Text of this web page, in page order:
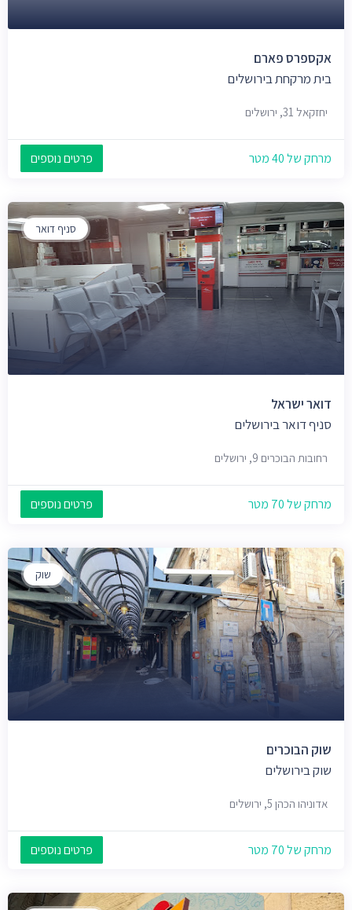
אקספרס פארם
בית מרקחת בירושלים
יחזקאל 31, ירושלים
מרחק של 40 מטר פרטים נוספים
סניף דואר
דואר ישראל
סניף דואר בירושלים
רחובות הבוכרים 9, ירושלים
מרחק של 70 מטר פרטים נוספים
שוק
שוק הבוכרים
שוק בירושלים
אדוניהו הכהן 5, ירושלים
מרחק של 70 מטר פרטים נוספים